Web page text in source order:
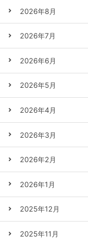
2026年8月
2026年7月
2026年6月
2026年5月
2026年4月
2026年3月
2026年2月
2026年1月
2025年12月
2025年11月